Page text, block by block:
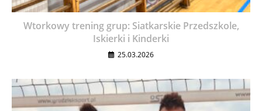
Wtorkowy trening grup: Siatkarskie Przedszkole,
Iskierki i Kinderki
25.03.2026